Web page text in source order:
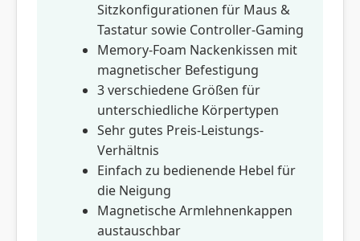
Sitzkonfigurationen für Maus &
Tastatur sowie Controller-Gaming
Memory-Foam Nackenkissen mit
magnetischer Befestigung
3 verschiedene Größen für
unterschiedliche Körpertypen
Sehr gutes Preis-Leistungs-
Verhältnis
Einfach zu bedienende Hebel für
die Neigung
Magnetische Armlehnenkappen
austauschbar